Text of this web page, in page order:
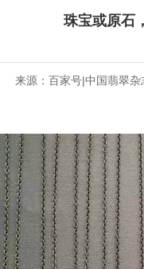
珠宝或原石
来源：百家号|中国翡翠杂